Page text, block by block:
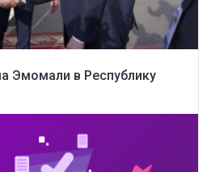
Эмомали в Республику